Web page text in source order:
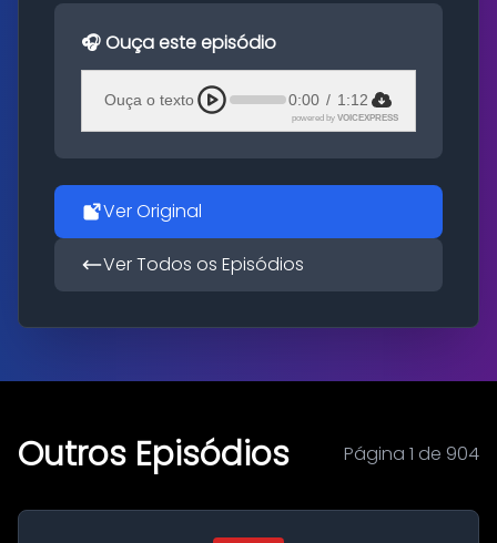
🎧 Ouça este episódio
Ouça o texto 0:00 / 1:12
powered by VOICEXPRESS
Ver Original
Ver Todos os Episódios
Outros Episódios Página 1 de 904